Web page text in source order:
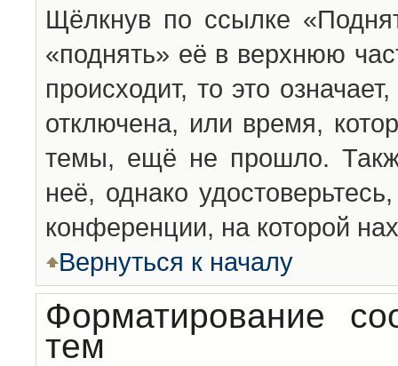
Щёлкнув по ссылке
«поднять» её в верхнюю
происходит, то это
отключена, или время,
темы, ещё не прошло.
неё, однако
конференции, на которой
Вернуться к началу
Форматирование
тем